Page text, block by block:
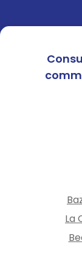
La